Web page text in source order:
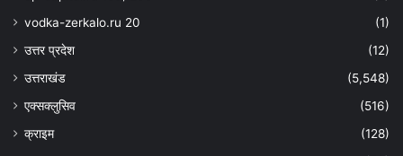
vodka-zerkalo.ru 20
(1)
उत्तर प्रदेश
(12)
उत्तराखंड
(5,548)
एक्सक्लुसिव
(516)
क्राइम
(128)